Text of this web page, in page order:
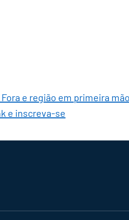
e região em primeira
e inscreva-se